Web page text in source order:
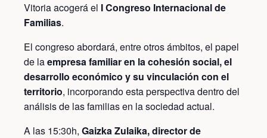
Vitoria acogerá el I Congreso Internacional de
Familias.
El congreso abordará, entre otros ámbitos, el papel
de laempresa familiar en la cohesión social, el
desarrollo económico y su vinculación con el
territorio, incorporando esta perspectiva dentro del
análisis de las familias en la sociedad actual.
A las 15:30h, Gaizka Zulaika, director de